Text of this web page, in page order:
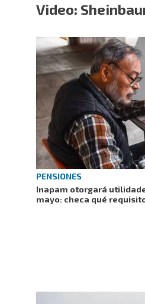
Video:
PENSIONES
Inapam otorgará
mayo: checa qué